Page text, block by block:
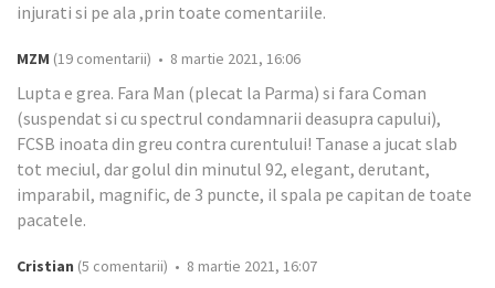
injurati si pe ala ,prin toate comentariile.
MZM (19 comentarii) • 8 martie 2021, 16:06
Lupta e grea. Fara Man (plecat la Parma) si fara Coman
(suspendat si cu spectrul condamnarii deasupra capului),
FCSB inoata din greu contra curentului! Tanase a jucat slab
tot meciul, dar golul din minutul 92, elegant, derutant,
imparabil, magnific, de 3 puncte, il spala pe capitan de toate
pacatele.
Cristian (5 comentarii) • 8 martie 2021, 16:07